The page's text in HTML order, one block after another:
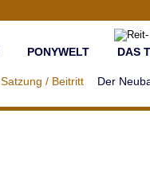
PONYWELT DAS
Satzung / Beitritt Der